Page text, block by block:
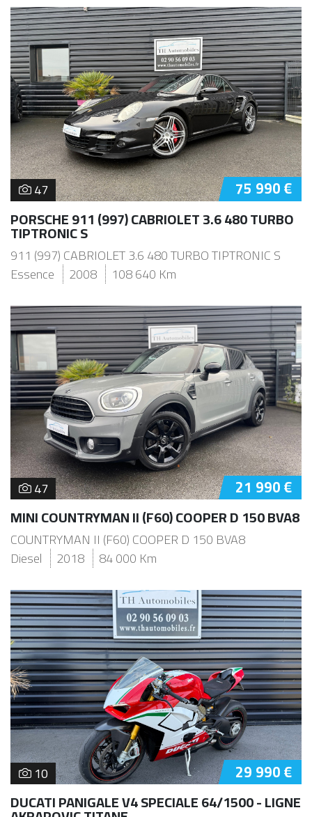
47 75 990 €
PORSCHE 911 (997) CABRIOLET 3.6 480 TURBO
TIPTRONIC S
911 (997) CABRIOLET 3.6 480 TURBO TIPTRONIC S
Essence
2008 108 640 Km
47 21 990 €
MINI COUNTRYMAN II (F60) COOPER D 150 BVA8
COUNTRYMAN II (F60) COOPER D 150 BVA8
Diesel
2018 84 000 Km
10 29 990 €
DUCATI PANIGALE V4 SPECIALE 64/1500 - LIGNE